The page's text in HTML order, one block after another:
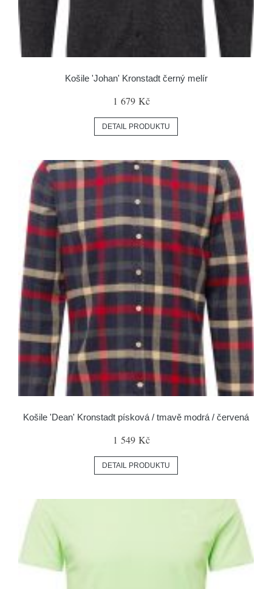
Košile 'Johan' Kronstadt černý melír
1 679 Kč
DETAIL PRODUKTU
Košile 'Dean' Kronstadt písková / tmavě modrá / červená
1 549 Kč
DETAIL PRODUKTU